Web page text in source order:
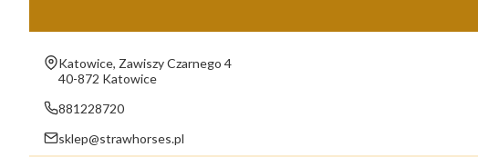
Adres:
Katowice, Zawiszy Czarnego 4
40-872 Katowice
881228720
sklep@strawhorses.pl